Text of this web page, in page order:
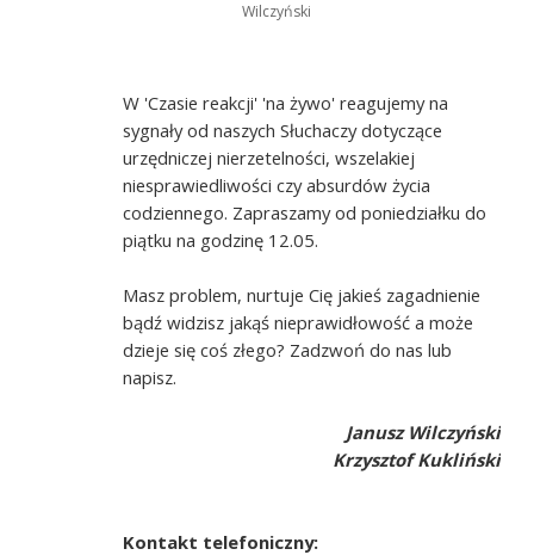
Wilczyński
W 'Czasie reakcji' 'na żywo' reagujemy na
sygnały od naszych Słuchaczy dotyczące
urzędniczej nierzetelności, wszelakiej
niesprawiedliwości czy absurdów życia
codziennego. Zapraszamy od poniedziałku do
piątku na godzinę 12.05.
Masz problem, nurtuje Cię jakieś zagadnienie
bądź widzisz jakąś nieprawidłowość a może
dzieje się coś złego? Zadzwoń do nas lub
napisz.
Janusz Wilczyński
Krzysztof Kukliński
Kontakt telefoniczny: